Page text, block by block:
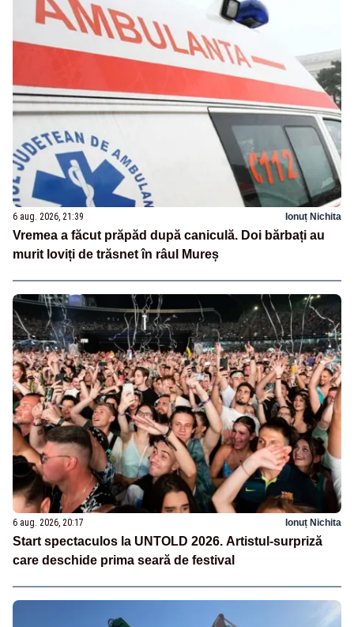
6 aug. 2026, 21:39 Ionuț Nichita
Vremea a făcut prăpăd după caniculă. Doi bărbați au
murit loviți de trăsnet în râul Mureș
6 aug. 2026, 20:17 Ionuț Nichita
Start spectaculos la UNTOLD 2026. Artistul-surpriză
care deschide prima seară de festival